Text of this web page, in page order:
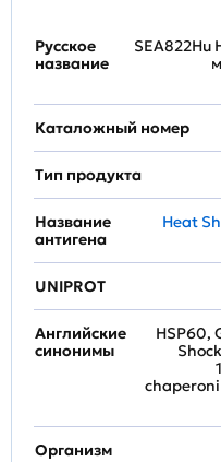
Русское
название
SEA822Hu
Каталожный номер
Тип продукта
Название
антигена
Heat
UNIPROT
Английские
синонимы
HSP60,
Организм